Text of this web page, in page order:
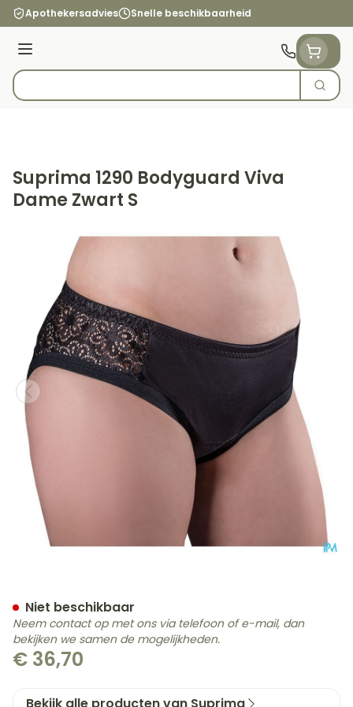
Ga naar de inhoud
Apothekersadvies Snelle beschikbaarheid
Menu
Product, merk, categorie...
Zoek
Suprima 1290 Bodyguard Viva
Dame Zwart S
€ 36,70
Niet beschikbaar
Neem contact op met ons via telefoon of e-mail, dan
bekijken we samen de mogelijkheden.